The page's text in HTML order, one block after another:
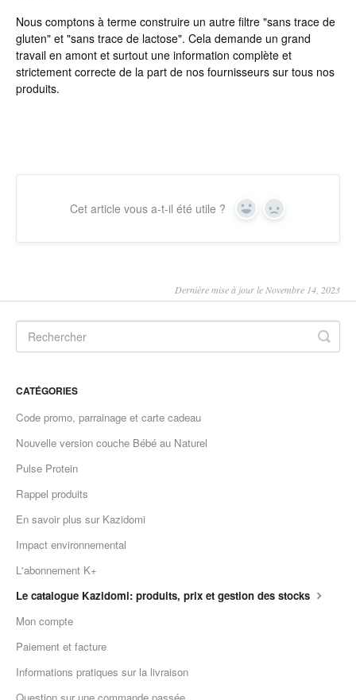
Nous comptons à terme construire un autre filtre "sans trace de
gluten" et "sans trace de lactose". Cela demande un grand
travail en amont et surtout une information complète et
strictement correcte de la part de nos fournisseurs sur tous nos
produits.
Cet article vous a-t-il été utile ? Yes No
Dernière mise à jour le Novembre 14, 2023
CATÉGORIES
Code promo, parrainage et carte cadeau
Nouvelle version couche Bébé au Naturel
Pulse Protein
Rappel produits
En savoir plus sur Kazidomi
Impact environnemental
L'abonnement K+
Le catalogue Kazidomi: produits, prix et gestion des stocks
Mon compte
Paiement et facture
Informations pratiques sur la livraison